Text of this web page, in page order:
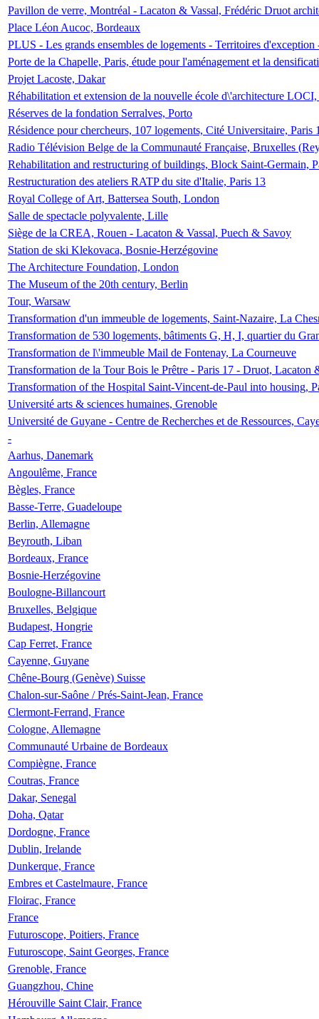
Pavillon de verre, Montréal - Lacaton & Vassal, Frédéric Druot
Place Léon Aucoc, Bordeaux
PLUS - Les grands ensembles de logements - Territoires
Porte de la Chapelle, Paris, étude pour l'aménagement et la
Projet Lacoste, Dakar
Réhabilitation et extension de la nouvelle école d\'architecture
Réserves de la fondation Serralves, Porto
Résidence pour chercheurs, 107 logements, Cité Universitaire, Paris
Radio Télévision Belge de la Communauté Française, Bruxelles
Rehabilitation and restructuring of buildings, Block Saint-Germain,
Restructuration des ateliers RATP du site d'Italie, Paris 13
Royal College of Art, Battersea South, London
Salle de spectacle polyvalente, Lille
Siège de la CREA, Rouen - Lacaton & Vassal, Puech & Savoy
Station de ski Klekovaca, Bosnie-Herzégovine
The Architecture Foundation, London
The Museum of the 20th century, Berlin
Tour, Warsaw
Transformation d'un immeuble de logements, Saint-Nazaire, La
Transformation de 530 logements, bâtiments G, H, I, quartier du
Transformation de l\'immeuble Mail de Fontenay, La Courneuve
Transformation de la Tour Bois le Prêtre - Paris 17 - Druot, Lacaton
Transformation of the Hospital Saint-Vincent-de-Paul into housing,
Université arts & sciences humaines, Grenoble
Université de Guyane - Centre de Recherches et de Ressources,
-
Aarhus, Danemark
Angoulême, France
Bègles, France
Basse-Terre, Guadeloupe
Berlin, Allemagne
Beyrouth, Liban
Bordeaux, France
Bosnie-Herzégovine
Boulogne-Billancourt
Bruxelles, Belgique
Budapest, Hongrie
Cap Ferret, France
Cayenne, Guyane
Chêne-Bourg (Genève) Suisse
Chalon-sur-Saône / Prés-Saint-Jean, France
Clermont-Ferrand, France
Cologne, Allemagne
Communauté Urbaine de Bordeaux
Compiègne, France
Coutras, France
Dakar, Senegal
Doha, Qatar
Dordogne, France
Dublin, Irelande
Dunkerque, France
Embres et Castelmaure, France
Floirac, France
France
Futuroscope, Poitiers, France
Futuroscope, Saint Georges, France
Grenoble, France
Guangzhou, Chine
Hérouville Saint Clair, France